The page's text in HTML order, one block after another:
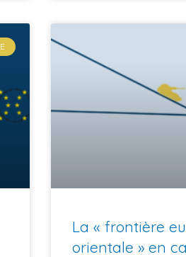
La « frontière
orientale » en